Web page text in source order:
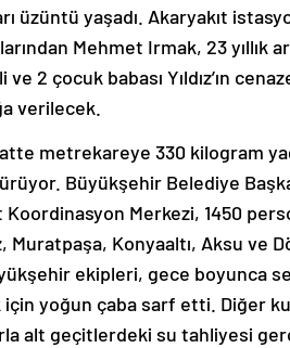
üzüntü yaşadı. Akaryakıt
Mehmet Irmak, 23 yıllık
2 çocuk babası Yıldız’ın
verilecek.
metrekareye 330 kilogram
Büyükşehir Belediye
Merkezi, 1450
Konyaaltı, Aksu ve
ekipleri, gece boyunca
yoğun çaba sarf etti. Diğer
alt geçitlerdeki su tahliyesi